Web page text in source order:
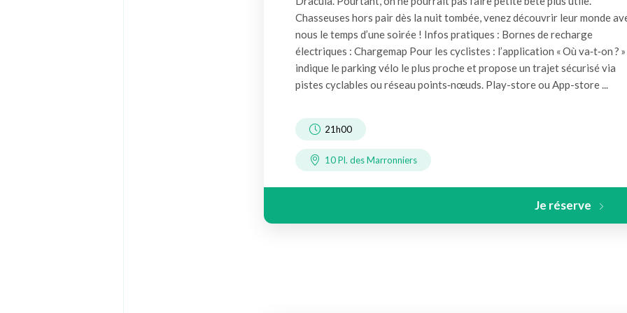
Chasseuses hors pair dès la nuit tombée, venez découvrir leur monde
nous le temps d’une soirée ! Infos pratiques : Bornes de recharge
électriques : Chargemap Pour les cyclistes : l’application « Où va‑t‑on ? »
indique le parking vélo le plus proche et propose un trajet sécurisé via
pistes cyclables ou réseau points‑nœuds. Play-store ou App-store ...
21h00
10 Pl. des Marronniers
Je réserve